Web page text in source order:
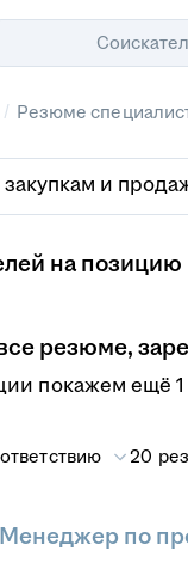
/ Резюме
на
резюме,
покажем ещё
20
Менеджер по